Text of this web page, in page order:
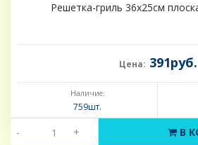
Решетка-гриль 36х25см
Цена: 391руб.
Наличие:
759шт.
- + В